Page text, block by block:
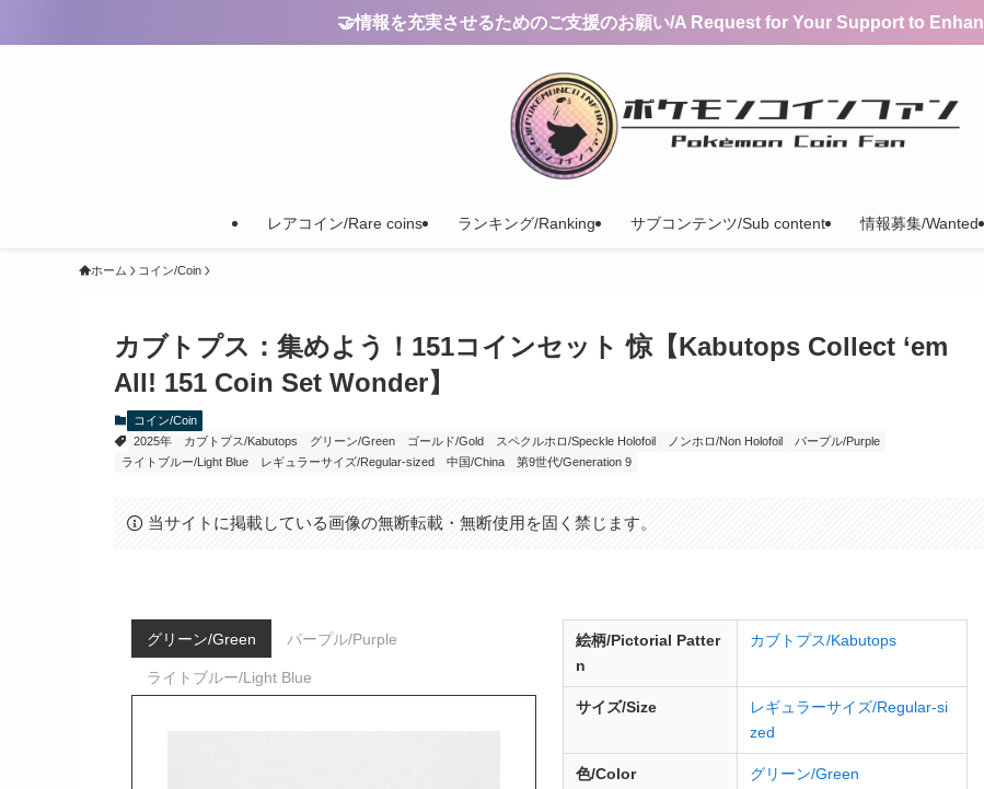
🤝情報を充実させるためのご支援のお願い/A Request for Your Support to
レアコイン/Rare coins ランキング/Ranking サブコンテンツ/Sub content 情報募集/Wanted
ホーム コイン/Coin
カブトプス：集めよう！151コインセット 惊【Kabutops Collect ‘em
All! 151 Coin Set Wonder】
コイン/Coin
2025年
カブトプス/Kabutops グリーン/Green ゴールド/Gold スペクルホロ/Speckle Holofoil ノンホロ/Non Holofoil
パープル/Purple
ライトブルー/Light Blue
レギュラーサイズ/Regular-sized 中国/China 第9世代/Generation 9
当サイトに掲載している画像の無断転載・無断使用を固く禁じます。
グリーン/Green パープル/Purple
ライトブルー/Light Blue
絵柄/Pictorial Patter
n
カブトプス/Kabutops
サイズ/Size
レギュラーサイズ/Regular-si
zed
色/Color
グリーン/Green